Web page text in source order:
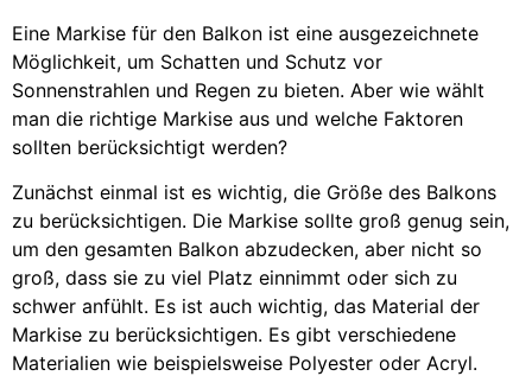
Eine Markise für den Balkon ist eine ausgezeichnete
Möglichkeit, um Schatten und Schutz vor
Sonnenstrahlen und Regen zu bieten. Aber wie wählt
man die richtige Markise aus und welche Faktoren
sollten berücksichtigt werden?
Zunächst einmal ist es wichtig, die Größe des Balkons
zu berücksichtigen. Die Markise sollte groß genug sein,
um den gesamten Balkon abzudecken, aber nicht so
groß, dass sie zu viel Platz einnimmt oder sich zu
schwer anfühlt. Es ist auch wichtig, das Material der
Markise zu berücksichtigen. Es gibt verschiedene
Materialien wie beispielsweise Polyester oder Acryl.